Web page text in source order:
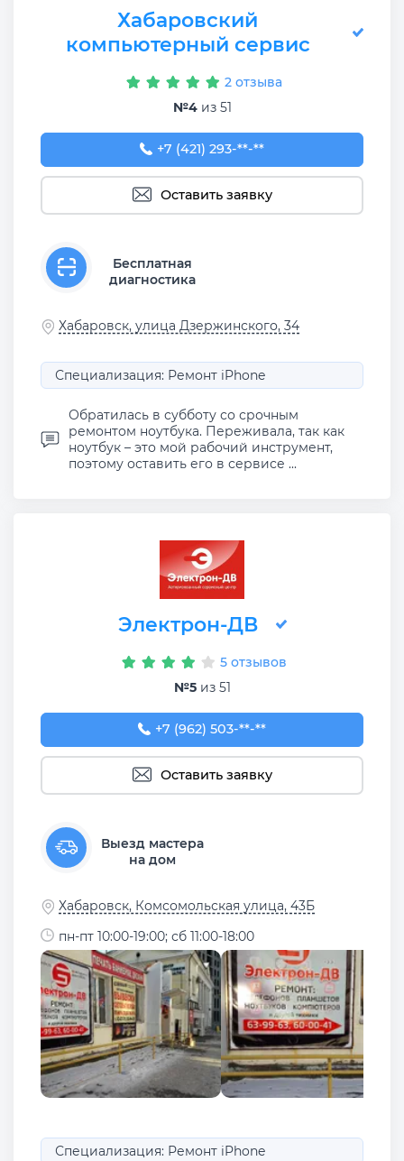
Хабаровский
компьютерный сервис
2 отзыва
№4из 51
+7 (421) 293-73-64
+7 (421) 293-**-**
Оставить заявку
Бесплатная
диагностика
Хабаровск, улица Дзержинского, 34
Специализация: Ремонт iPhone
Обратилась в субботу со срочным
ремонтом ноутбука. Переживала, так как
ноутбук – это мой рабочий инструмент,
поэтому оставить его в сервисе ...
Электрон-ДВ
5 отзывов
№5из 51
+7 (962) 503-99-63
+7 (962) 503-**-**
Оставить заявку
Выезд мастера
на дом
Хабаровск, Комсомольская улица, 43Б
пн-пт 10:00-19:00; сб 11:00-18:00
Специализация: Ремонт iPhone